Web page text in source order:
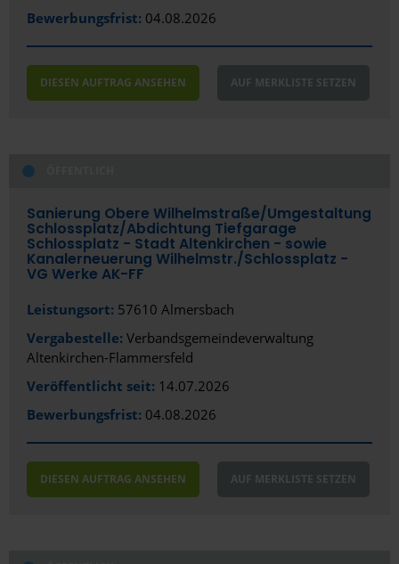
Bewerbungsfrist: 04.08.2026
DIESEN AUFTRAG ANSEHEN AUF MERKLISTE SETZEN
Sanierung Obere Wilhelmstraße/­Umgestaltung
Schlossplatz/­Abdichtung Tiefgarage
Schlossplatz - Stadt Altenkirchen - sowie
Kanalerneuerung Wilhelmstr./­Schlossplatz -
VG Werke AK-FF
Leistungsort: 57610 Almersbach
Vergabestelle: Verbandsgemeindeverwaltung
Altenkirchen-Flammersfeld
Veröffentlicht seit: 14.07.2026
Bewerbungsfrist: 04.08.2026
DIESEN AUFTRAG ANSEHEN AUF MERKLISTE SETZEN